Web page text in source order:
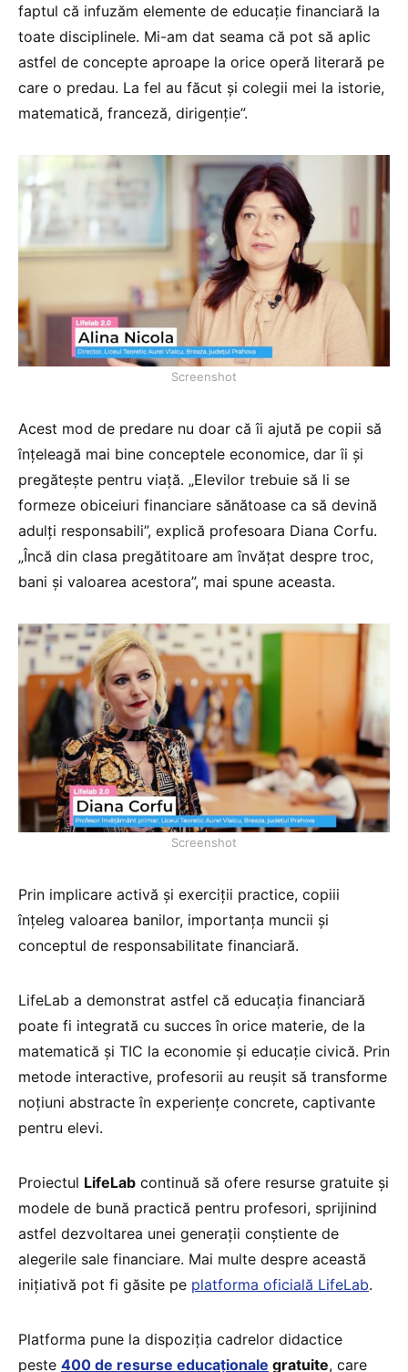
faptul că infuzăm elemente de educație financiară la
toate disciplinele. Mi-am dat seama că pot să aplic
astfel de concepte aproape la orice operă literară pe
care o predau. La fel au făcut și colegii mei la istorie,
matematică, franceză, dirigenție”.
Screenshot
Acest mod de predare nu doar că îi ajută pe copii să
înțeleagă mai bine conceptele economice, dar îi și
pregătește pentru viață. „Elevilor trebuie să li se
formeze obiceiuri financiare sănătoase ca să devină
adulți responsabili”, explică profesoara Diana Corfu.
„Încă din clasa pregătitoare am învățat despre troc,
bani și valoarea acestora”, mai spune aceasta.
Screenshot
Prin implicare activă și exerciții practice, copiii
înțeleg valoarea banilor, importanța muncii și
conceptul de responsabilitate financiară.
LifeLab a demonstrat astfel că educația financiară
poate fi integrată cu succes în orice materie, de la
matematică și TIC la economie și educație civică. Prin
metode interactive, profesorii au reușit să transforme
noțiuni abstracte în experiențe concrete, captivante
pentru elevi.
Proiectul LifeLab continuă să ofere resurse gratuite și
modele de bună practică pentru profesori, sprijinind
astfel dezvoltarea unei generații conștiente de
alegerile sale financiare. Mai multe despre această
inițiativă pot fi găsite pe platforma oficială LifeLab.
Platforma pune la dispoziția cadrelor didactice
peste 400 de resurse educaționale gratuite, care